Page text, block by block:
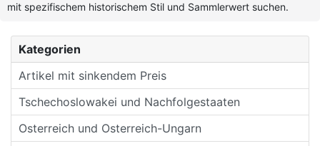
Kategorien
Artikel mit sinkendem Preis
Tschechoslowakei und Nachfolgestaaten
Osterreich und Osterreich-Ungarn
mit spezifischem historischem Stil und Sammlerwert suchen.